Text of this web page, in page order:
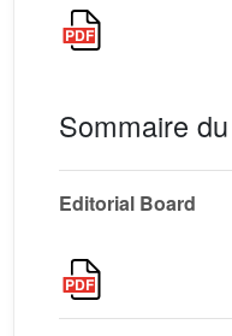
Sommaire du
Editorial Board